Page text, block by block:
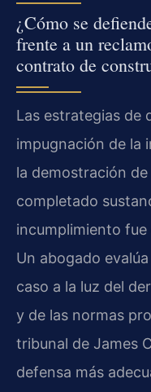
¿Cómo se
frente a un
contrato de
Las estrategias de
impugnación de la
la demostración
completado
incumplimiento
Un abogado
caso a la luz del
y de las normas
tribunal de James
defensa más